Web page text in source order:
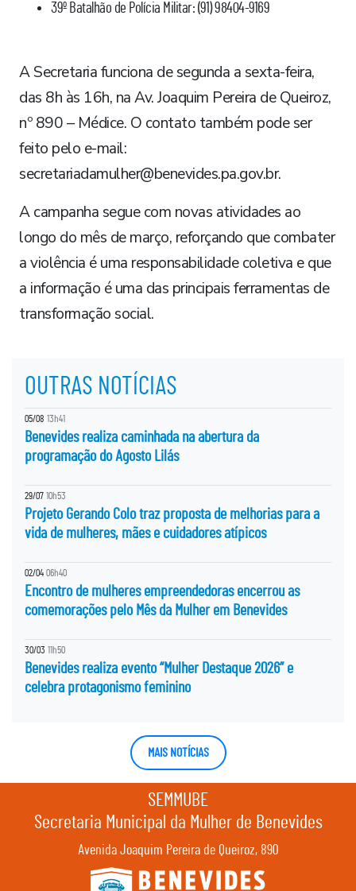
39º Batalhão de Polícia Militar: (91) 98404-9169
A Secretaria funciona de segunda a sexta-feira,
das 8h às 16h, na Av. Joaquim Pereira de Queiroz,
nº 890 – Médice. O contato também pode ser
feito pelo e-mail:
secretariadamulher@benevides.pa.gov.br.
A campanha segue com novas atividades ao
longo do mês de março, reforçando que combater
a violência é uma responsabilidade coletiva e que
a informação é uma das principais ferramentas de
transformação social.
OUTRAS NOTÍCIAS
05/08 13h41
Benevides realiza caminhada na abertura da
programação do Agosto Lilás
29/07 10h53
Projeto Gerando Colo traz proposta de melhorias para a
vida de mulheres, mães e cuidadores atípicos
02/04 06h40
Encontro de mulheres empreendedoras encerrou as
comemorações pelo Mês da Mulher em Benevides
30/03 11h50
Benevides realiza evento “Mulher Destaque 2026” e
celebra protagonismo feminino
MAIS NOTÍCIAS
SEMMUBE
Secretaria Municipal da Mulher de Benevides
Avenida Joaquim Pereira de Queiroz, 890